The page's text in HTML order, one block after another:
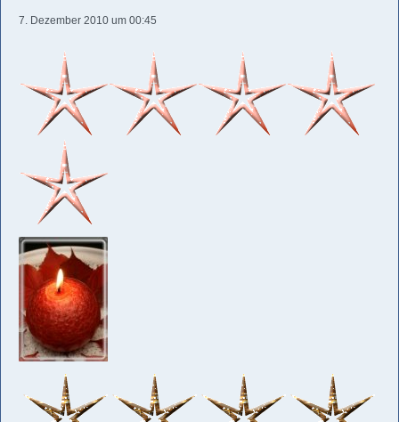
7. Dezember 2010 um 00:45